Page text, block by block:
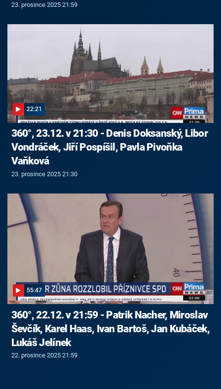
23. prosince 2025 21:59
22:21
360°, 23.12. v 21:30 - Denis Doksanský, Libor
Vondráček, Jiří Pospíšil, Pavla Pivoňka
Vaňková
23. prosince 2025 21:30
55:47
360°, 22.12. v 21:59 - Patrik Nacher, Miroslav
Ševčík, Karel Haas, Ivan Bartoš, Jan Kubáček,
Lukáš Jelínek
22. prosince 2025 21:59